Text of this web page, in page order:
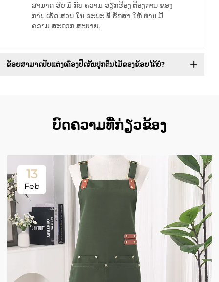
ສາມາດ ຮັບ ມື ກັບ ຄວາມ ຮຽກຮ້ອງ ຕ້ອງການ ຂອງ
ການ ເຮັດ ສວນ ໃນ ຂະນະ ທີ່ ຮັກສາ ໃຫ້ ທ່ານ ມີ
ຄວາມ ສະດວກ ສະບາຍ.
ຂ້ອຍສາມາດປັບແຕ່ງເຄື່ອງປິດກັ້ນປູກຕົ້ນໄມ້ຂອງຂ້ອຍໄດ້ບໍ?
ບົດຄວາມທີ່ກ່ຽວຂ້ອງ
13
Feb